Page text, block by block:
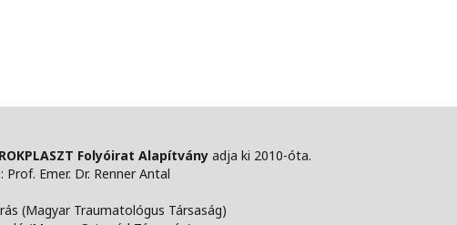
Folyóirat Alapítvány adja ki 2010-óta.
Emer. Dr. Renner Antal
(Magyar Traumatológus Társaság)